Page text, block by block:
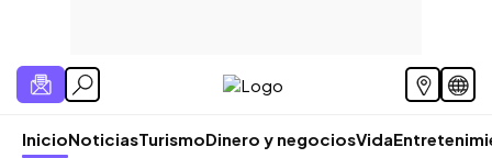
InicioNoticiasTurismoDinero y negociosVida